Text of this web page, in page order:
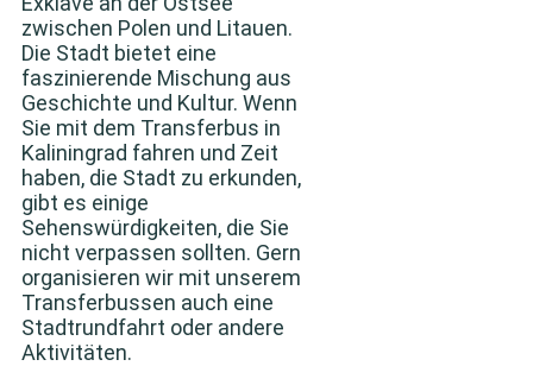
zwischen Polen und Litauen.
Die Stadt bietet eine
faszinierende Mischung aus
Geschichte und Kultur. Wenn
Sie mit dem Transferbus in
Kaliningrad fahren und Zeit
haben, die Stadt zu erkunden,
gibt es einige
Sehenswürdigkeiten, die Sie
nicht verpassen sollten. Gern
organisieren wir mit unserem
Transferbussen auch eine
Stadtrundfahrt oder andere
Aktivitäten.